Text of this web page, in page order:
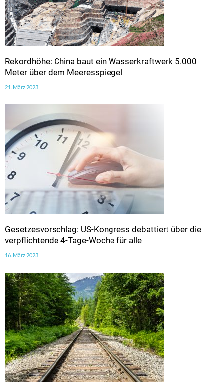
Rekordhöhe: China baut ein Wasserkraftwerk 5.000
Meter über dem Meeresspiegel
21. März 2023
Gesetzesvorschlag: US-Kongress debattiert über die
verpflichtende 4-Tage-Woche für alle
16. März 2023